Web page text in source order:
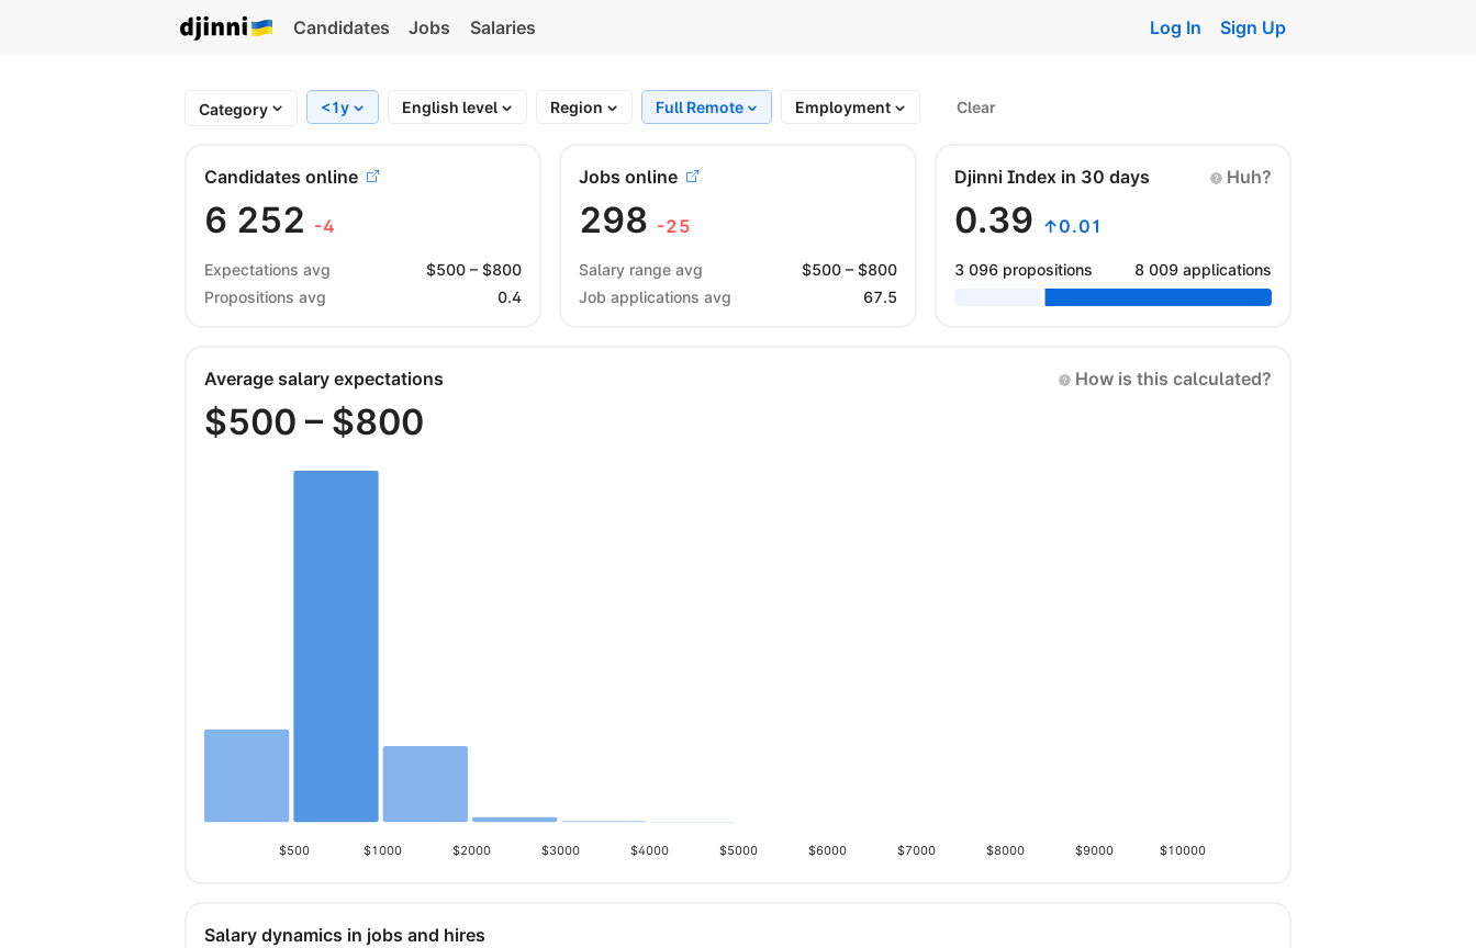
Candidates Jobs Salaries Log In Sign Up
Category <1y English level Region Full Remote Employment Clear
Candidates online
6 252 -4
Expectations avg $500 – $800
Propositions avg
0.4
Jobs online
298 -25
Salary range avg $500– $800
Job applications avg
67.5
Djinni Index in 30 days Huh?
0.39 ↑0.01
3 096 propositions 8 009 applications
Average salary expectations How is this calculated?
$500 – $800
$500 $1000 $2000 $3000 $4000 $5000 $6000 $7000 $8000 $9000 $10000
Salary dynamics in jobs and hires